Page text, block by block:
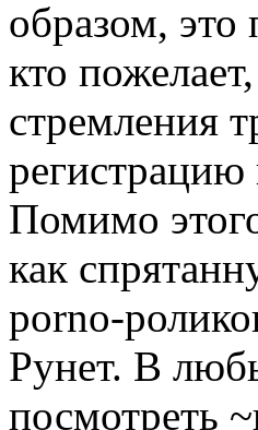
образом,
кто
стремления
регистрацию
Помимо
как
porno-
Рунет. В
посмотреть